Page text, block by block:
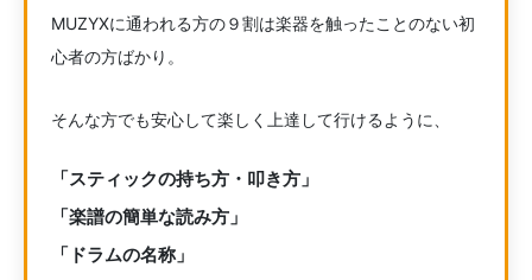
MUZYXに通われる方の９割は楽器を触ったことのない初
心者の方ばかり。
そんな方でも安心して楽しく上達して行けるように、
「スティックの持ち方・叩き方」
「楽譜の簡単な読み方」
「ドラムの名称」